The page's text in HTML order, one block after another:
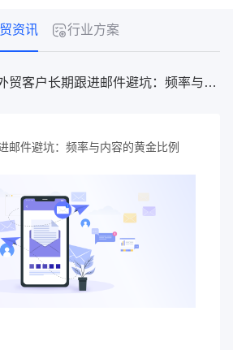
资讯 行业方案
外贸客户长期跟进邮件避坑：频率与内容的黄金比例
邮件避坑：频率与内容的黄金比例